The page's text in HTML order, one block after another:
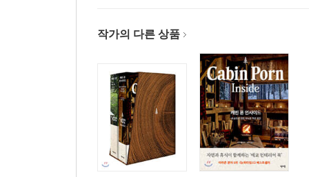
작가의 다른 상품